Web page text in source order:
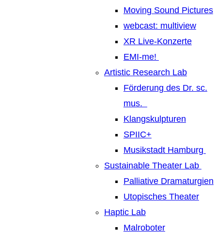
Moving Sound Pictures
webcast: multiview
XR Live-Konzerte
EMI-me!
Artistic Research Lab
Förderung des Dr. sc.
mus.
Klangskulpturen
SPIIC+
Musikstadt Hamburg
Sustainable Theater Lab
Palliative Dramaturgien
Utopisches Theater
Haptic Lab
Malroboter